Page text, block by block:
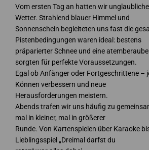
Vom ersten Tag an hatten wir
Wetter. Strahlend blauer Himmel und
Sonnenschein begleiteten uns fast die
Pistenbedingungen waren ideal: bestens
präparierter Schnee und eine
sorgten für perfekte Voraussetzungen.
Egal ob Anfänger oder Fortgeschrittene –
Können verbessern und neue
Herausforderungen meistern.
Abends trafen wir uns häufig zu
mal in kleiner, mal in größerer
Runde. Von Kartenspielen über Karaoke
Lieblingsspiel „Dreimal darfst du